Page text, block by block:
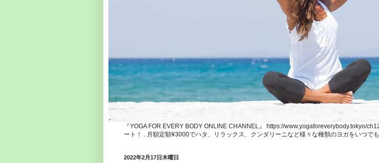
『YOGA FOR EVERY BODY ONLINE CHANNEL』 https://www.yogaforeverybody.tokyo/
ート！ . 月額定額¥3000でハタ、リラックス、クンダリーニなど様々な種類のヨガをいつで
2022年2月17日木曜日